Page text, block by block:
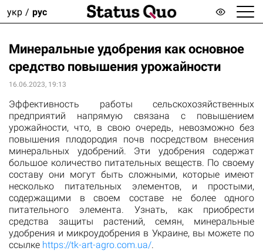
укр рус
Минеральные удобрения как основное
средство повышения урожайности
16.06.2023, 19:13
Эффективность работы сельскохозяйственных
предприятий напрямую связана с повышением
урожайности, что, в свою очередь, невозможно без
повышения плодородия почв посредством внесения
минеральных удобрений. Эти удобрения содержат
большое количество питательных веществ. По своему
составу они могут быть сложными, которые имеют
несколько питательных элементов, и простыми,
содержащими в своем составе не более одного
питательного элемента. Узнать, как приобрести
средства защиты растений, семян, минеральные
удобрения и микроудобрения в Украине, вы можете по
ссылке https://tk-art-agro.com.ua/.